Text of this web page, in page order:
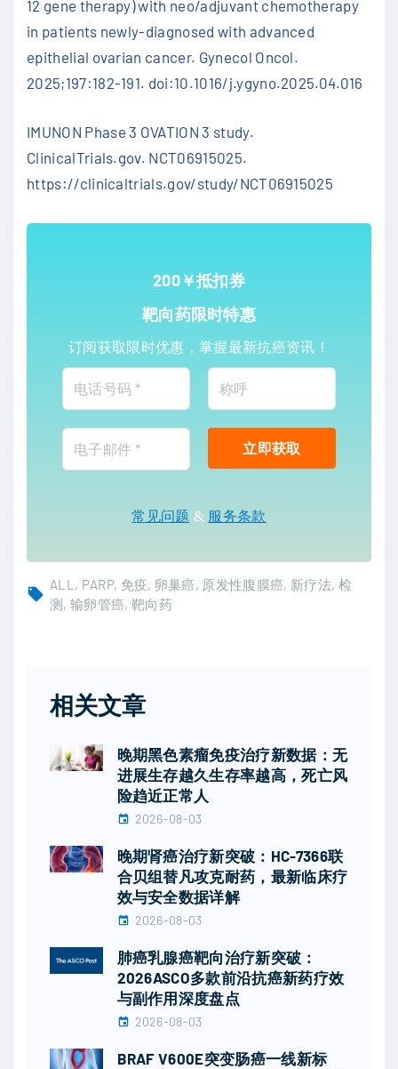
12 gene therapy) with neo/adjuvant chemotherapy
in patients newly-diagnosed with advanced
epithelial ovarian cancer. Gynecol Oncol.
2025;197:182-191. doi:10.1016/j.ygyno.2025.04.016
IMUNON Phase 3 OVATION 3 study.
ClinicalTrials.gov. NCT06915025.
https://clinicaltrials.gov/study/NCT06915025
200￥抵扣券
靶向药限时特惠
订阅获取限时优惠，掌握最新抗癌资讯！
常见问题 & 服务条款
ALL PARP 免疫 卵巢癌 原发性腹膜癌 新疗法 检
测 输卵管癌 靶向药
相关文章
晚期黑色素瘤免疫治疗新数据：无
进展生存越久生存率越高，死亡风
险趋近正常人
2026-08-03
晚期肾癌治疗新突破：HC-7366联
合贝组替凡攻克耐药，最新临床疗
效与安全数据详解
2026-08-03
肺癌乳腺癌靶向治疗新突破：
2026ASCO多款前沿抗癌新药疗效
与副作用深度盘点
2026-08-03
BRAF V600E突变肠癌一线新标